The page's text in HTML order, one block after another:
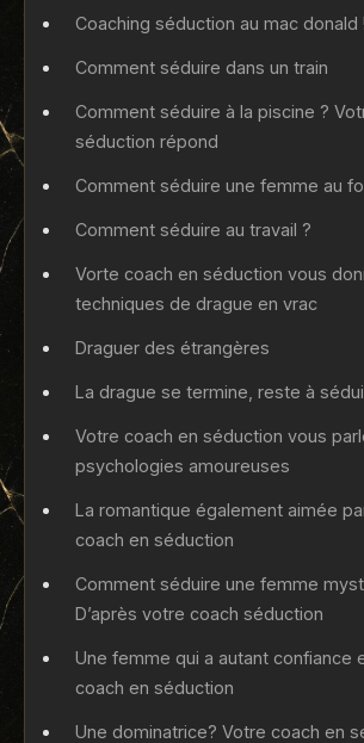
Coaching séduction au mac donald !
Comment séduire dans un train
Comment séduire à la piscine ?
séduction répond
Comment séduire une femme au
Comment séduire au travail ?
Vorte coach en séduction vous
techniques de drague en vrac
Draguer des étrangères
La drague se termine, reste à
Votre coach en séduction vous
psychologies amoureuses
La romantique également aimée
coach en séduction
Comment séduire une femme
D’après votre coach séduction
Une femme qui a autant confiance
coach en séduction
Une dominatrice? Votre coach en